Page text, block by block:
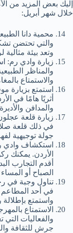
إليك بعض المزيد من
خلال شهر أبريل:
محمية دانا
والتي تحتضن
وتعد بيئة
زيارة وادي رم:
والمناظر
والاستمتاع
استمتع بزيارة
أثريًا هامًا في
والمدافن
زيارة قلعة
في ذلك قلعة
جولة توجيهية
استكشاف وادي
الأردن. يمكنك
أقدم التجارب
الصباح أو
تناول وجبة في
في أحد المطاعم
واستمتع بإطلالة
الاستمتاع
والفعاليات
جرش للثقافة